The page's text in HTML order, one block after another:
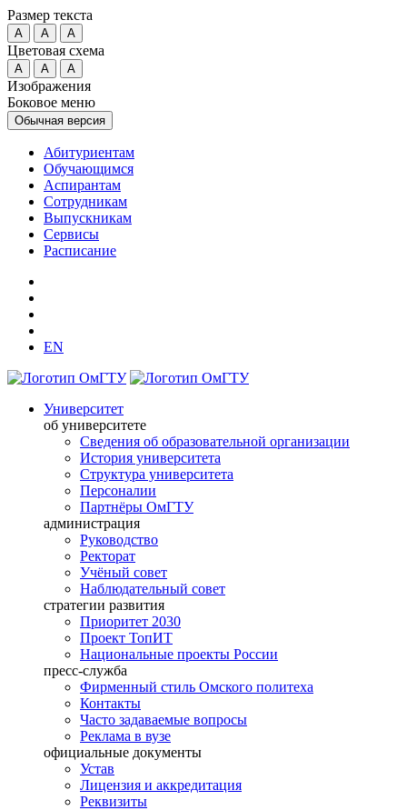
Размер текста
A A A
Цветовая схема
A A A
Изображения
Боковое меню
Обычная версия
Абитуриентам
Обучающимся
Аспирантам
Сотрудникам
Выпускникам
Сервисы
Расписание
EN
Университет
об университете
Сведения об образовательной организации
История университета
Структура университета
Персоналии
Партнёры ОмГТУ
администрация
Руководство
Ректорат
Учёный совет
Наблюдательный совет
стратегии развития
Приоритет 2030
Проект ТопИТ
Национальные проекты России
пресс-служба
Фирменный стиль Омского политеха
Контакты
Часто задаваемые вопросы
Реклама в вузе
официальные документы
Устав
Лицензия и аккредитация
Реквизиты